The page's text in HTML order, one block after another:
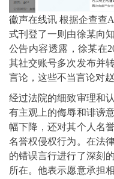
徽声在线讯 根据企查查
式刊登了一则由徐某向
公告内容透露，徐某在
其社交账号多次发布并
言论，这些不当言论对
经过法院的细致审理和
有主观上的侮辱和诽谤
幅下降，还对其个人名
名誉权侵权行为。在法
的错误言行进行了深刻
所在。他表示愿意承担